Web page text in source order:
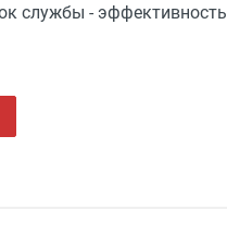
службы - эффективность